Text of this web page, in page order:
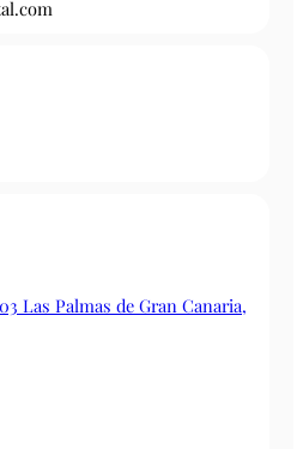
Las Palmas de Gran Canaria,